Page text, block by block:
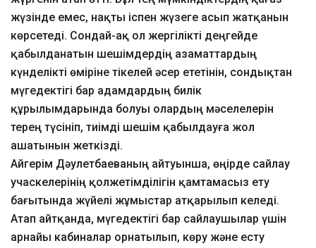
жүзінде емес, нақты іспен жүзеге асып жатқанын
көрсетеді. Сондай-ақ ол жергілікті деңгейде
қабылданатын шешімдердің азаматтардың
күнделікті өміріне тікелей әсер ететінін, сондықтан
мүгедектігі бар адамдардың билік
құрылымдарында болуы олардың мәселелерін
терең түсініп, тиімді шешім қабылдауға жол
ашатынын жеткізді.
Айгерім Дәулетбаеваның айтуынша, өңірде сайлау
учаскелерінің қолжетімділігін қамтамасыз ету
бағытында жүйелі жұмыстар атқарылып келеді.
Атап айтқанда, мүгедектігі бар сайлаушылар үшін
арнайы кабиналар орнатылып, көру және есту